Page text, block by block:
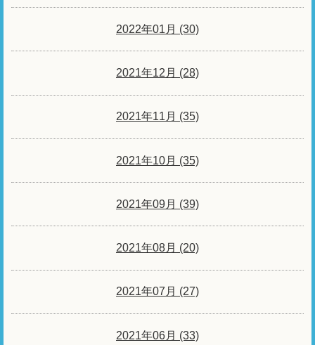
2022年01月 (30)
2021年12月 (28)
2021年11月 (35)
2021年10月 (35)
2021年09月 (39)
2021年08月 (20)
2021年07月 (27)
2021年06月 (33)